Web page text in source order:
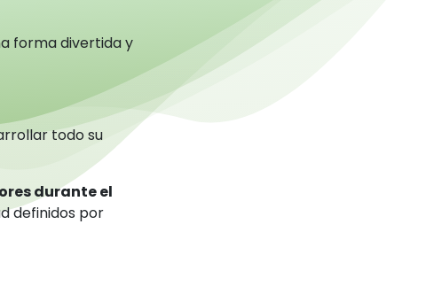
forma divertida y
todo su
durante el
definidos por